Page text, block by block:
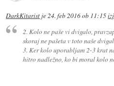
DarkKitarist je 24. feb 2016 ob 11:15
2. Kolo ne paše vi dvigalo,
skoraj ne pašeta v toto naše
3. Ker kolo uporabljam 2-3 krat
hitro nadležno, ko bi moral kolo